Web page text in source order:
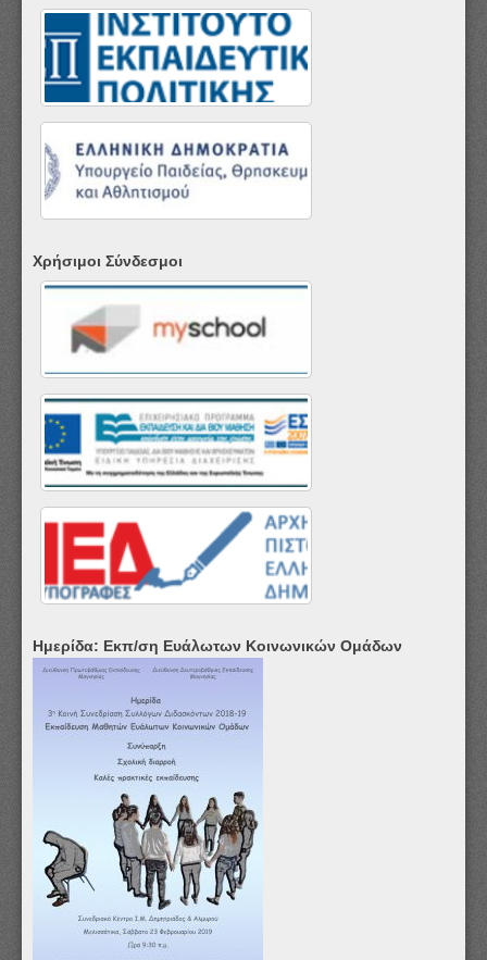
Χρήσιμοι Σύνδεσμοι
Ημερίδα: Εκπ/ση Ευάλωτων Κοινωνικών Ομάδων